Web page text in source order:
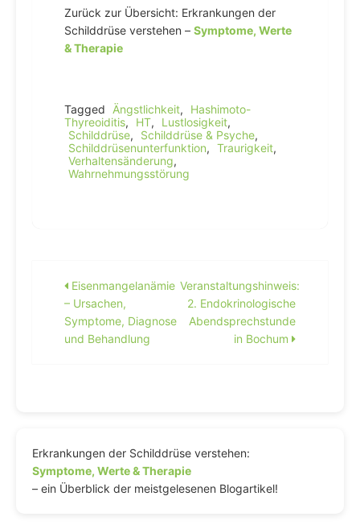
Zurück zur Übersicht: Erkrankungen der
Schilddrüse verstehen – Symptome, Werte
& Therapie
Tagged Ängstlichkeit,
Hashimoto-
Thyreoiditis, HT, Lustlosigkeit,
Schilddrüse, Schilddrüse & Psyche,
Schilddrüsenunterfunktion, Traurigkeit,
Verhaltensänderung,
Wahrnehmungsstörung
Beitragsnavigation
Eisenmangelanämie
– Ursachen,
Symptome, Diagnose
und Behandlung
Veranstaltungshinweis:
2. Endokrinologische
Abendsprechstunde
in Bochum
Erkrankungen der Schilddrüse verstehen:
Symptome, Werte & Therapie
– ein Überblick der meistgelesenen Blogartikel!